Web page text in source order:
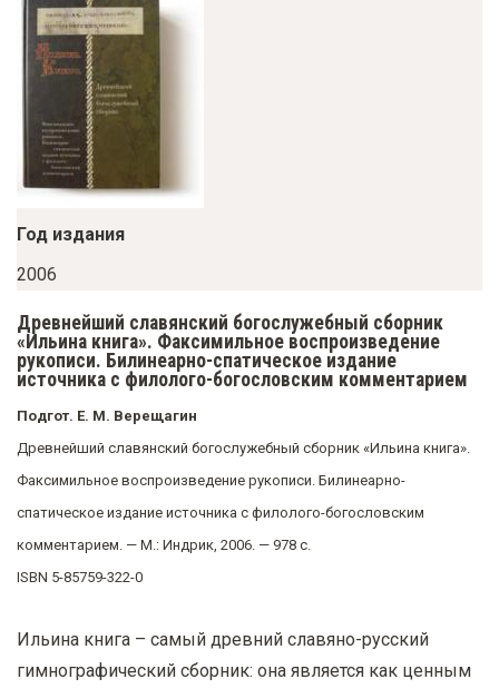
Год издания
2006
Древнейший славянский богослужебный сборник
«Ильина книга». Факсимильное воспроизведение
рукописи. Билинеарно-спатическое издание
источника с филолого-богословским комментарием
Подгот. Е. М. Верещагин
Древнейший славянский богослужебный сборник «Ильина книга».
Факсимильное воспроизведение рукописи. Билинеарно-
спатическое издание источника с филолого-богословским
комментарием. — М.: Индрик, 2006. — 978 с.
ISBN 5-85759-322-0
Ильина книга – самый древний славяно-русский
гимнографический сборник: она является как ценным